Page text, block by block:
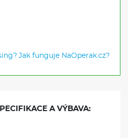
Jak funguje NaOperak.cz?
A VÝBAVA: